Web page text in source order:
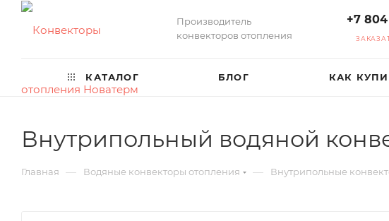
Производитель
конвекторов отопления
+7
КАТАЛОГ БЛОГ КАК
Внутрипольный водяной
Главная — Водяные конвекторы отопления — Внутрипольные